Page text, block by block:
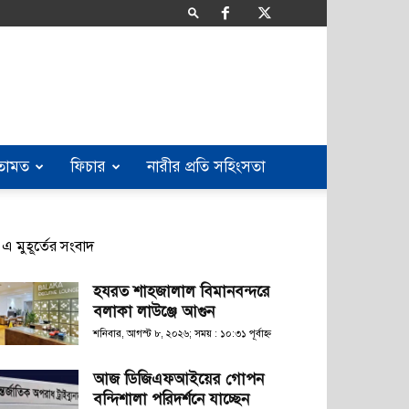
ফিচার নারীর প্রতি সহিংসতা
এ মুহূর্তের সংবাদ
হযরত শাহজালাল বিমানবন্দরে
বলাকা লাউঞ্জে আগুন
শনিবার, আগস্ট ৮, ২০২৬; সময় : ১০:৩১ পূর্বাহ্ণ
আজ ডিজিএফআইয়ের গোপন
বন্দিশালা পরিদর্শনে যাচ্ছেন